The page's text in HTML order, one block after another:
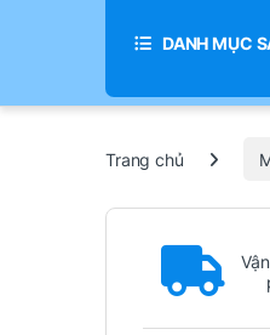
DANH MỤC
Trang chủ